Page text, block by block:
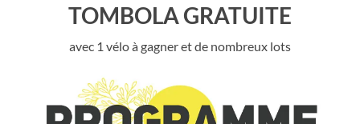
TOMBOLA GRATUITE
avec 1 vélo à gagner et de nombreux lots